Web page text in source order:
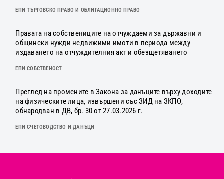
ЕПИ ТЪРГОВСКО ПРАВО И ОБЛИГАЦИОННО ПРАВО
Правата на собствениците на отчуждаеми за държавни и
общински нужди недвижими имоти в периода между
издаването на отчуждителния акт и обезщетяването
ЕПИ СОБСТВЕНОСТ
Преглед на промените в Закона за данъците върху доходите
на физическите лица, извършени със ЗИД на ЗКПО,
обнародван в ДВ, бр. 30 от 27.03.2026 г.
ЕПИ СЧЕТОВОДСТВО И ДАНЪЦИ